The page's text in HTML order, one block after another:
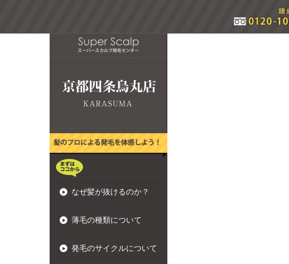
なぜ髪が抜けるのか？
薄毛の種類について
発毛のサイクルについて